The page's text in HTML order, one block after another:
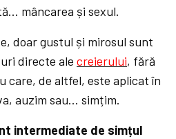
mâncarea și sexul.
doar gustul și mirosul sunt
directe alecreierului, fără
care, de altfel, este aplicat în
auzim sau… simțim.
intermediate de simțul